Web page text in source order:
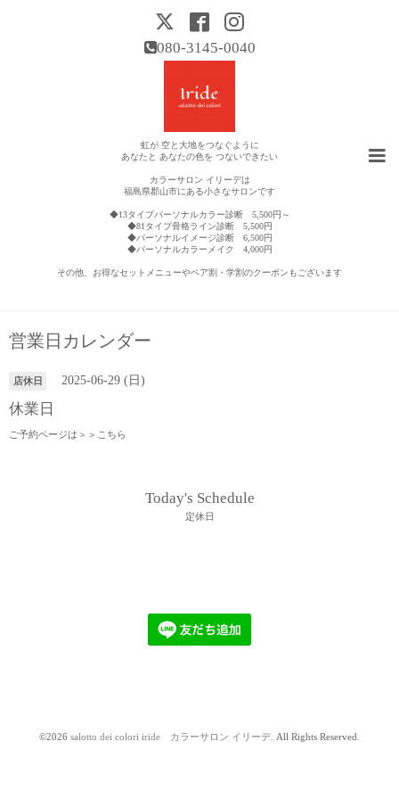
080-3145-0040
虹が 空と大地をつなぐように
あなたと あなたの色を つないできたい
カラーサロン イリーデは
福島県郡山市にある小さなサロンです
◆13タイプパーソナルカラー診断 5,500円～
◆81タイプ骨格ライン診断 5,500円
◆パーソナルイメージ診断 6,500円
◆パーソナルカラーメイク 4,000円
その他、お得なセットメニューやペア割・学割のクーポンもございます
営業日カレンダー
店休日 2025-06-29 (日)
休業日
ご予約ページは＞＞ こちら
Today's Schedule
定休日
©2026 salotto dei colori iride カラーサロン イリーデ. All Rights Reserved.